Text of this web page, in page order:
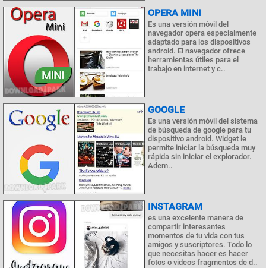
OPERA MINI
Es una versión móvil del
navegador opera especialmente
adaptado para los dispositivos
android. El navegador ofrece
herramientas útiles para el
trabajo en internet y c..
GOOGLE
Es una versión móvil del sistema
de búsqueda de google para tu
dispositivo android. Widget le
permite iniciar la búsqueda muy
rápida sin iniciar el explorador.
Adem..
INSTAGRAM
es una excelente manera de
compartir interesantes
momentos de tu vida con tus
amigos y suscriptores. Todo lo
que necesitas hacer es hacer
fotos o videos fragmentos de d..